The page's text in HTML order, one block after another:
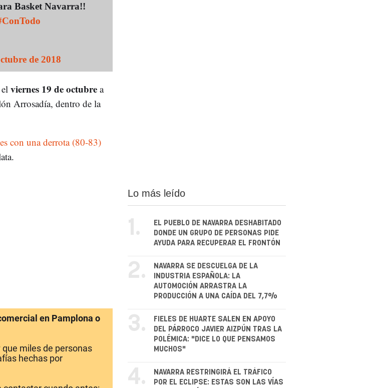
Basket Navarra!!
de 2018
viernes 19 de octubre a
Arrosadía, dentro de la
con una derrota (80-83)
en Pamplona o
que miles de personas
hechas por
Lo más leído
1.
EL PUEBLO DE NAVARRA DESHABITADO
DONDE UN GRUPO DE PERSONAS PIDE
AYUDA PARA RECUPERAR EL FRONTÓN
2.
NAVARRA SE DESCUELGA DE LA
INDUSTRIA ESPAÑOLA: LA
AUTOMOCIÓN ARRASTRA LA
PRODUCCIÓN A UNA CAÍDA DEL 7,7%
3.
FIELES DE HUARTE SALEN EN APOYO
DEL PÁRROCO JAVIER AIZPÚN TRAS LA
POLÉMICA: "DICE LO QUE PENSAMOS
MUCHOS"
4.
NAVARRA RESTRINGIRÁ EL TRÁFICO
POR EL ECLIPSE: ESTAS SON LAS VÍAS